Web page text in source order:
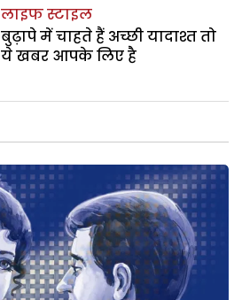
लाइफ स्टाइल
बुढ़ापे में चाहते हैं अच्छी यादाश्त तो
ये खबर आपके लिए है